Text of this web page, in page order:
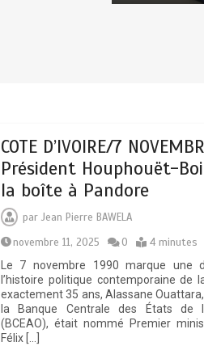
COTE D’IVOIRE/7
Président Houphouët-
la boîte à Pandore
par Jean Pierre BAWELA
novembre 11, 2025
0 4 minutes
Le 7 novembre 1990 marque une
l’histoire politique contemporaine de
exactement 35 ans, Alassane
la Banque Centrale des États de
(BCEAO), était nommé Premier
Félix […]